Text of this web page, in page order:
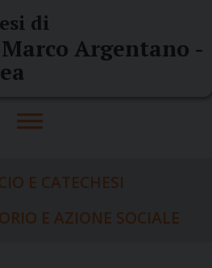
di
Argentano -
E CATECHESI
E AZIONE SOCIALE